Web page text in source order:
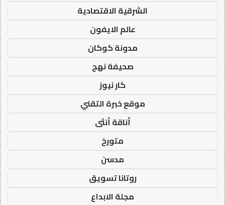
الشرقية الاقتصادية
عالم الايفون
مدونة كوكان
صحيفة نهج
كار نيوز
موقع خبرة التقني
أناقة أنثى
متورخ
مدسن
روتانا تسويق
مجلة الابداع